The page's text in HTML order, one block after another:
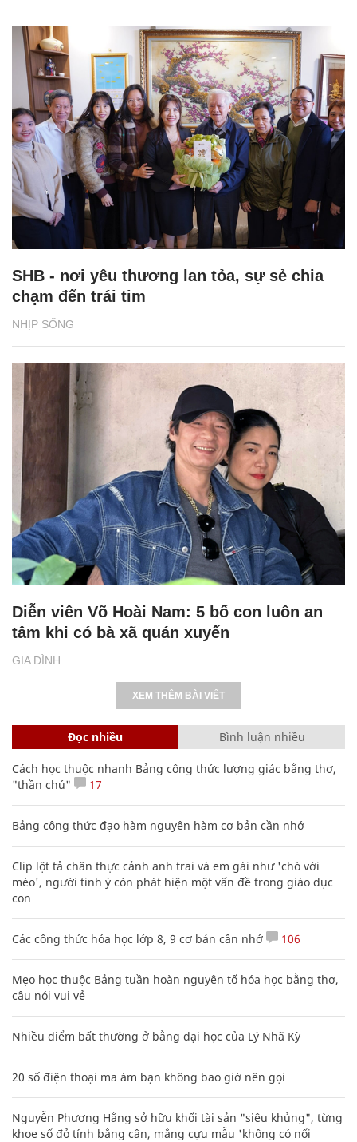
NHỊP SỐNG
SHB - nơi yêu thương lan tỏa, sự sẻ chia
chạm đến trái tim
GIA ĐÌNH
Diễn viên Võ Hoài Nam: 5 bố con luôn an
tâm khi có bà xã quán xuyến
XEM THÊM BÀI VIẾT
Đọc nhiều Bình luận nhiều
Cách học thuộc nhanh Bảng công thức lượng giác bằng thơ,
"thần chú"
17
Bảng công thức đạo hàm nguyên hàm cơ bản cần nhớ
Clip lột tả chân thực cảnh anh trai và em gái như 'chó với
mèo', người tinh ý còn phát hiện một vấn đề trong giáo dục
con
Các công thức hóa học lớp 8, 9 cơ bản cần nhớ 106
Mẹo học thuộc Bảng tuần hoàn nguyên tố hóa học bằng thơ,
câu nói vui vẻ
Nhiều điểm bất thường ở bằng đại học của Lý Nhã Kỳ
20 số điện thoại ma ám bạn không bao giờ nên gọi
Nguyễn Phương Hằng sở hữu khối tài sản "siêu khủng", từng
khoe sổ đỏ tính bằng cân, mắng cựu mẫu 'không có nổi